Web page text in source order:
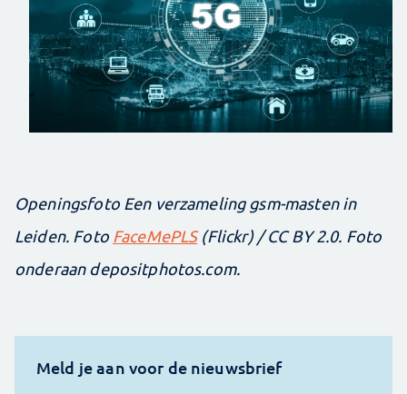
Openingsfoto Een verzameling gsm-masten in
Leiden. Foto FaceMePLS(Flickr) / CC BY 2.0. Foto
onderaan depositphotos.com.
Meld je aan voor de nieuwsbrief